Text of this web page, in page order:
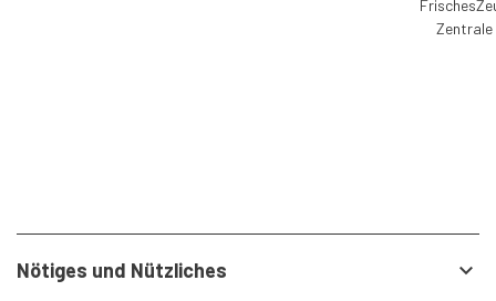
Zentrale
Nötiges und Nützliches 